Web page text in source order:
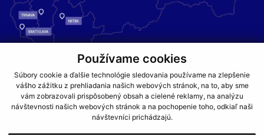
Používame cookies
Súbory cookie a ďalšie technológie sledovania používame na zlepšenie
vášho zážitku z prehliadania našich webových stránok, na to, aby sme
vám zobrazovali prispôsobený obsah a cielené reklamy, na analýzu
návštevnosti našich webových stránok a na pochopenie toho, odkiaľ naši
návštevníci prichádzajú.
Kúpele Pieniny – miesto, kde sa príroda stretáva s liečivou silou
vody a oddychom pre telo aj dušu.
GDPR COOKIES PARTNERI
JEDÁLNY LÍSTOK
CENNÍKY